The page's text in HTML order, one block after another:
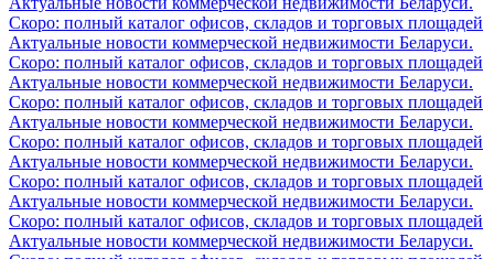
Скоро: полный каталог офисов, складов и торговых площадей
Актуальные новости коммерческой недвижимости Беларуси.
Скоро: полный каталог офисов, складов и торговых площадей
Актуальные новости коммерческой недвижимости Беларуси.
Скоро: полный каталог офисов, складов и торговых площадей
Актуальные новости коммерческой недвижимости Беларуси.
Скоро: полный каталог офисов, складов и торговых площадей
Актуальные новости коммерческой недвижимости Беларуси.
Скоро: полный каталог офисов, складов и торговых площадей
Актуальные новости коммерческой недвижимости Беларуси.
Скоро: полный каталог офисов, складов и торговых площадей
Актуальные новости коммерческой недвижимости Беларуси.